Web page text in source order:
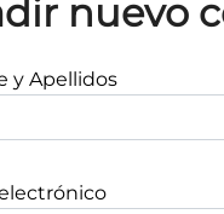
nuevo
y Apellidos